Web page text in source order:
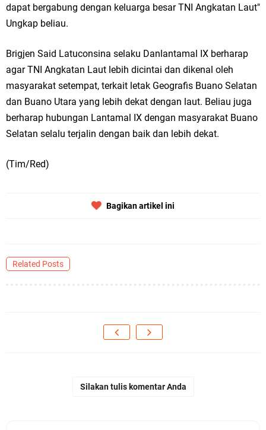
dapat bergabung dengan keluarga besar TNI Angkatan Laut"
Ungkap beliau.
Brigjen Said Latuconsina selaku Danlantamal IX berharap
agar TNI Angkatan Laut lebih dicintai dan dikenal oleh
masyarakat setempat, terkait letak Geografis Buano Selatan
dan Buano Utara yang lebih dekat dengan laut. Beliau juga
berharap hubungan Lantamal IX dengan masyarakat Buano
Selatan selalu terjalin dengan baik dan lebih dekat.
(Tim/Red)
Bagikan artikel ini
Related Posts
Silakan tulis komentar Anda